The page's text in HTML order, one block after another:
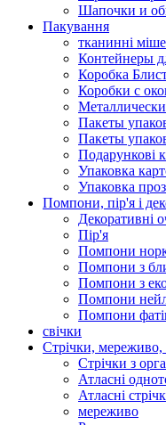
Шапочки и
Пакування
тканинні
Контейнеры
Коробка
Коробки с
Пакеты
Пакеты
Подарункові
Упаковка
Упаковка
Помпони, пір'я і
Декоративні
Пір'я
Помпони
Помпони з
Помпони з
Помпони
Помпони
свічки
Стрічки,
Стрічки з
Атласні
Атласні
мереживо